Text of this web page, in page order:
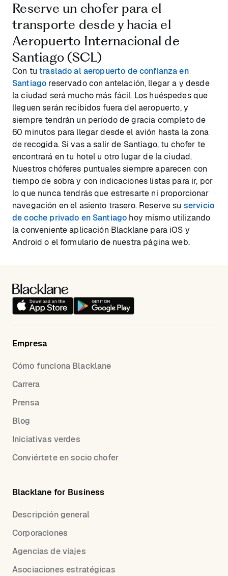
Reserve un chofer para el
transporte desde y hacia el
Aeropuerto Internacional de
Santiago (SCL)
Con tutraslado al aeropuerto de confianza en
Santiago reservado con antelación, llegar a y desde
la ciudad será mucho más fácil. Los huéspedes que
lleguen serán recibidos fuera del aeropuerto, y
siempre tendrán un período de gracia completo de
60 minutos para llegar desde el avión hasta la zona
de recogida. Si vas a salir de Santiago, tu chofer te
encontrará en tu hotel u otro lugar de la ciudad.
Nuestros chóferes puntuales siempre aparecen con
tiempo de sobra y con indicaciones listas para ir, por
lo que nunca tendrás que estresarte ni proporcionar
navegación en el asiento trasero. Reserve su servicio
de coche privado en Santiago hoy mismo utilizando
la conveniente aplicación Blacklane para iOS y
Android o el formulario de nuestra página web.
Empresa
Cómo funciona Blacklane
Carrera
Prensa
Blog
Iniciativas verdes
Conviértete en socio chofer
Blacklane for Business
Descripción general
Corporaciones
Agencias de viajes
Asociaciones estratégicas